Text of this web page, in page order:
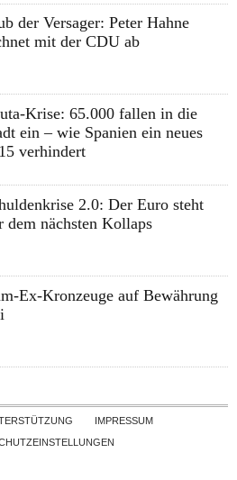
der Versager: Peter Hahne
mit der CDU ab
Krise: 65.000 fallen in die
ein – wie Spanien ein neues
verhindert
2.0: Der Euro steht
dem nächsten Kollaps
Ex-Kronzeuge auf Bewährung
Skip to contentIMPRESSUM